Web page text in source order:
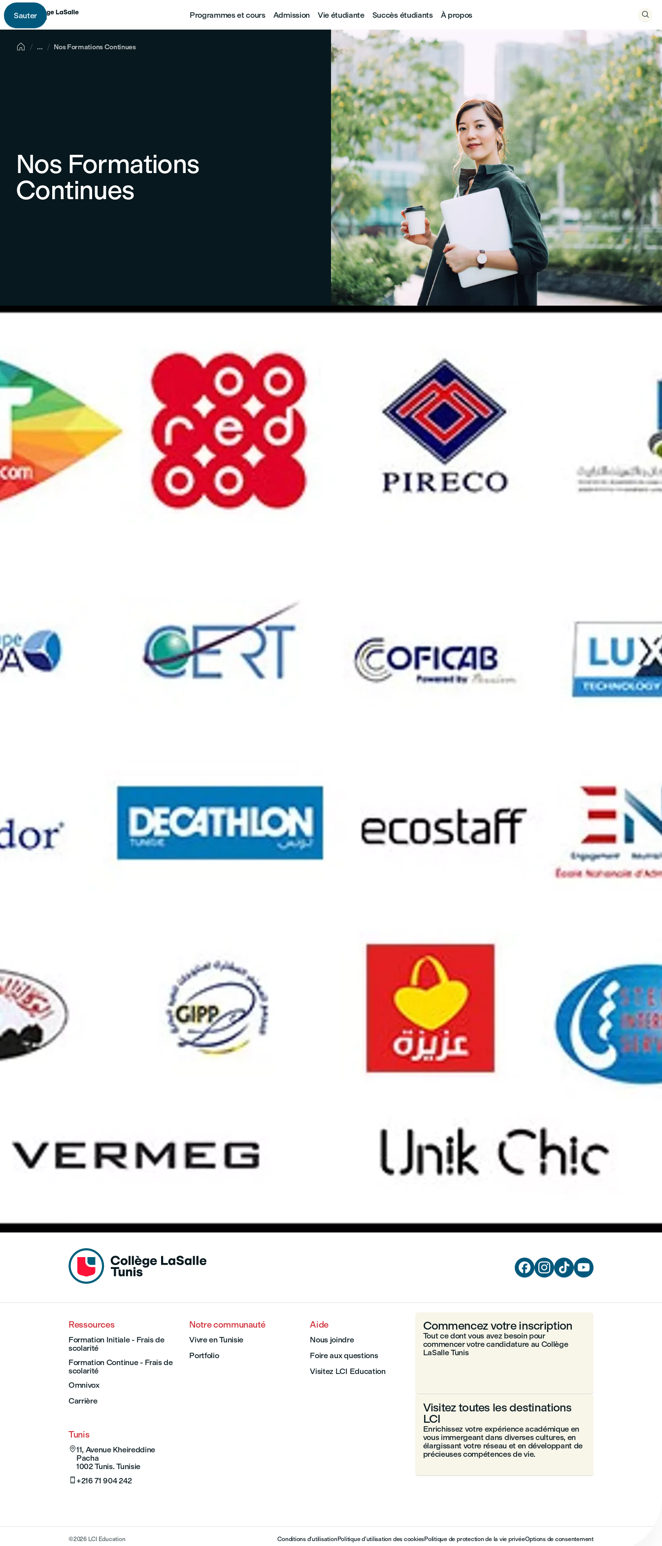
Sauter Programmes et cours Admission Vie étudiante Succès étudiants À propos 
 ... Nos Formations Continues
Nos Formations
Continues
Pourquoi opter pour la formation continue ?
Nos programmes vous ouvrent les horizons pour une évolution de carrière ou une réorientation professionnelle.
Vous êtes en poste ou en recherche d’emploi ? La formation continue vient compléter votre formation initiale dans un marché en
évolution permanente. Elle vous permet notamment :
D’enrichir votre curriculum vitae;
D’acquérir un savoir-faire complémentaire;
De mettre à jour vos compétences;
De vous spécialiser davantage dans un domaine en particulier.
Collège LaSalle Tunis offre :
Le Collège LaSalle de Tunis est une académie locale Cisco depuis 2005. Être certifié CCNA (Cisco Network Associate) est un puissant
Le Cisco Networking Academy Program est un enseignement générique sur les technologies réseaux. Il permet de préparer les
examens de certifications Cisco CCNA Exploration et CCNA Discovery. Ces certifications sont reconnues par les industriels et valables
dans le monde entier.
Le Collège LaSalle de Tunis est habilité à : assurer la formation, organiser les examens de certification et délivrer les certificats Cisco
En partenariat avec Amadeus, Collège LaSalle Tunis permet à ses apprenants de l’école de tourisme de suivre une formation de très
apprenants seront « certifiés amadeus ».
Que vous cherchiez à acquérir les aptitudes nécessaires pour intégrer le marché du travail ou que vous vous lanciez dans une seconde
carrière, nos certificats vous préparent pour ce défi. Au Collège LaSalle, vous pourrez bénéficier de formations d’excellence de courte
Des formations à la carte
Des formations sur mesure pour répondre aux besoins spécifiques en formation pour les entreprises et les particuliers.
Des session de formation à themes
Assurer votre succès
Ils nous ont fait confiance
   
Ressources
Formation Initiale - Frais de
scolarité
Formation Continue - Frais de
scolarité
Omnivox
Carrière
Notre communauté
Vivre en Tunisie
Portfolio
Aide
Nous joindre
Foire aux questions
Visitez LCI Education
Tunis
11, Avenue Kheireddine
Pacha
1002 Tunis. Tunisie
 +216 71 904 242
Commencez votre inscription
Tout ce dont vous avez besoin pour
commencer votre candidature au Collège
LaSalle Tunis
Visitez toutes les destinations
LCI
Enrichissez votre expérience académique en
vous immergeant dans diverses cultures, en
élargissant votre réseau et en développant de
précieuses compétences de vie.
©2026 LCI Education Conditions d'utilisation Politique d’utilisation des cookiesPolitique de protection de la vie privéeOptions de consentement